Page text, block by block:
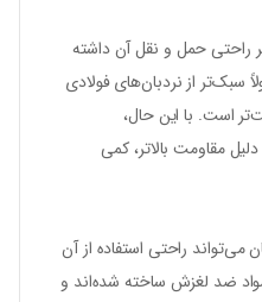
راحتی حمل و نقل آن داشته
سبک‌تر از نردبان‌های فولادی
است. با این حال،
مقاومت بالاتر، کمی
راحتی استفاده از آن
ضد لغزش ساخته شده‌اند و